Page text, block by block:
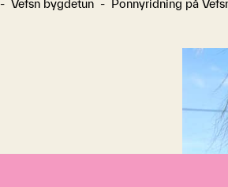
- Vefsn bygdetun - Ponnyridning på